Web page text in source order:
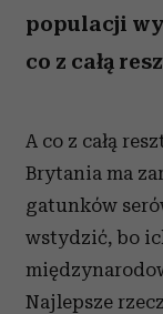
populacji
co z całą
A co z całą
Brytania ma
gatunków
wstydzić, bo
Najlepsze